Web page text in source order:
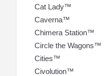
Cat Lady™
Caverna™
Chimera Station™
Circle the Wagons™
Cities™
Civolution™